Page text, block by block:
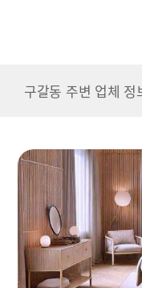
구갈동 주변 업체 정